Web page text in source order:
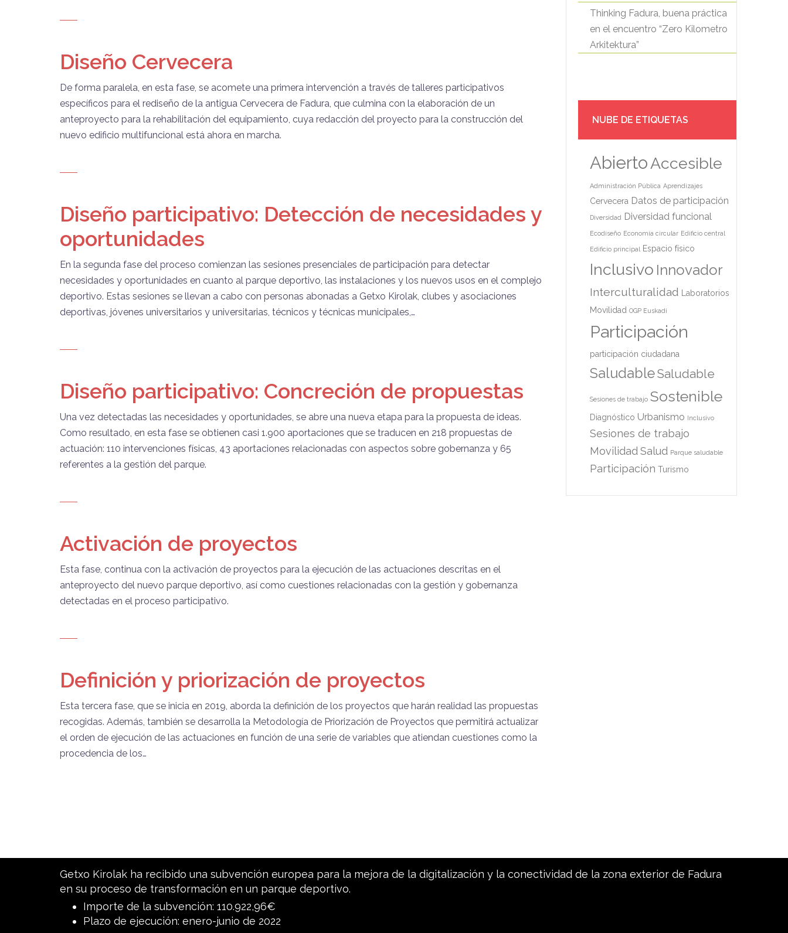
Diseño Cervecera
De forma paralela, en esta fase, se acomete una primera intervención a través de talleres participativos
específicos para el rediseño de la antigua Cervecera de Fadura, que culmina con la elaboración de un
anteproyecto para la rehabilitación del equipamiento, cuya redacción del proyecto para la construcción del
nuevo edificio multifuncional está ahora en marcha.
Diseño participativo: Detección de necesidades y
oportunidades
En la segunda fase del proceso comienzan las sesiones presenciales de participación para detectar
necesidades y oportunidades en cuanto al parque deportivo, las instalaciones y los nuevos usos en el complejo
deportivo. Estas sesiones se llevan a cabo con personas abonadas a Getxo Kirolak, clubes y asociaciones
deportivas, jóvenes universitarios y universitarias, técnicos y técnicas municipales,…
Diseño participativo: Concreción de propuestas
Una vez detectadas las necesidades y oportunidades, se abre una nueva etapa para la propuesta de ideas.
Como resultado, en esta fase se obtienen casi 1.900 aportaciones que se traducen en 218 propuestas de
actuación: 110 intervenciones físicas, 43 aportaciones relacionadas con aspectos sobre gobernanza y 65
referentes a la gestión del parque.
Activación de proyectos
Esta fase, continua con la activación de proyectos para la ejecución de las actuaciones descritas en el
anteproyecto del nuevo parque deportivo, así como cuestiones relacionadas con la gestión y gobernanza
detectadas en el proceso participativo.
Definición y priorización de proyectos
Esta tercera fase, que se inicia en 2019, aborda la definición de los proyectos que harán realidad las propuestas
recogidas. Además, también se desarrolla la Metodología de Priorización de Proyectos que permitirá actualizar
el orden de ejecución de las actuaciones en función de una serie de variables que atiendan cuestiones como la
procedencia de los…
Thinking Fadura, buena práctica
en el encuentro “Zero Kilometro
Arkitektura”
NUBE DE ETIQUETAS
AbiertoAccesible
Administración Pública Aprendizajes
Cervecera Datos de participación
Diversidad Diversidad funcional
Ecodiseño Economía circular Edificio central
Edificio principal Espacio físico
Inclusivo Innovador
Interculturalidad
Laboratorios
Movilidad OGP Euskadi
Participación
participación ciudadana
SaludableSaludable
Sesiones de trabajo Sostenible
Diagnóstico Urbanismo Inclusivo
Sesiones de trabajo
Movilidad Salud Parque saludable
Participación Turismo
Getxo Kirolak ha recibido una subvención europea para la mejora de la digitalización y la conectividad de la zona exterior de Fadura
en su proceso de transformación en un parque deportivo.
Importe de la subvención: 110.922,96€
Plazo de ejecución: enero-junio de 2022